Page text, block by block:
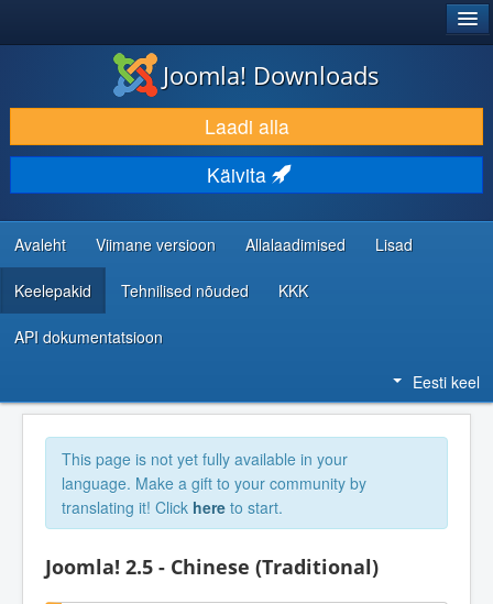
LAADI ALLA JA LAIENDA
AVASTA JA ÕPI
KOGUKOND JA KASUTAJATUGI
RESSURSID ARENDAJATELE
Joomla! Downloads
Laadi alla
Käivita
Avaleht Viimane versioon Allalaadimised Lisad
Keelepakid Tehnilised nõuded KKK
API dokumentatsioon
Eesti keel
This page is not yet fully available in your
language. Make a gift to your community by
translating it! Click here to start.
Joomla! 2.5 - Chinese (Traditional)